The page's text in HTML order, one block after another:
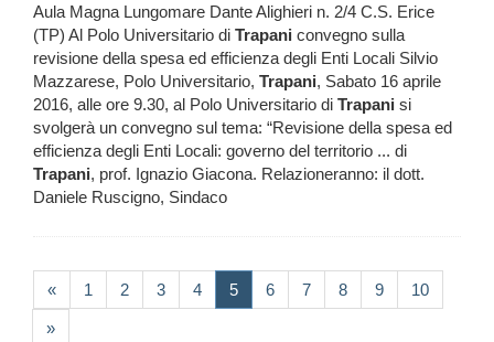
Aula Magna Lungomare Dante Alighieri n. 2/4 C.S. Erice
(TP) Al Polo Universitario di Trapani convegno sulla
revisione della spesa ed efficienza degli Enti Locali Silvio
Mazzarese, Polo Universitario, Trapani, Sabato 16 aprile
2016, alle ore 9.30, al Polo Universitario di Trapani si
svolgerà un convegno sul tema: “Revisione della spesa ed
efficienza degli Enti Locali: governo del territorio ... di
Trapani, prof. Ignazio Giacona. Relazioneranno: il dott.
Daniele Ruscigno, Sindaco
« 1 2 3 4 5(current)
6 7 8 9 10
»